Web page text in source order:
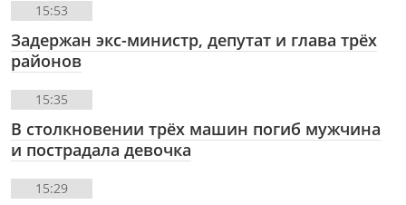
15:53
Задержан экс-министр, депутат и глава трёх
районов
15:35
В столкновении трёх машин погиб мужчина
и пострадала девочка
15:29